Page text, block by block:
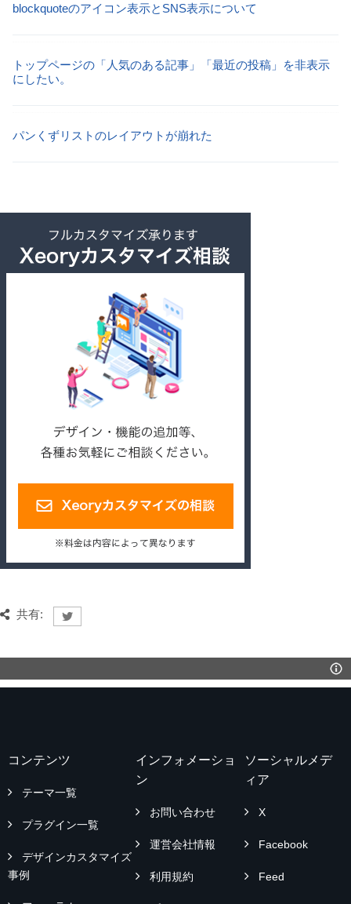
blockquoteのアイコン表示とSNS表示について
トップページの「人気のある記事」「最近の投稿」を非表示
にしたい。
パンくずリストのレイアウトが崩れた
共有:
コンテンツ
テーマ一覧
プラグイン一覧
デザインカスタマイズ
事例
インフォメーショ
ン
お問い合わせ
運営会社情報
利用規約
ソーシャルメデ
ィア
X
Facebook
Feed